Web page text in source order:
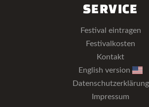
SERVICE
Festival eintragen
Festivalkosten
Kontakt
English version
Datenschutzerklärung
Impressum